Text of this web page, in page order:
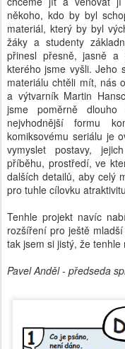
někoho, kdo by byl
materiál, který by byl
žáky a studenty
přinesl přesně, jasně a
kterého jsme vyšli. Jeho
materiálu chtěli mít, nás
a výtvarník Martin
jsme poměrně
nejvhodnější formu
komiksovému seriálu je
vymyslet postavy,
příběhu, prostředí, ve
dalších detailů, aby celý
pro tuhle cílovku
Tenhle projekt navíc
rozšíření pro ještě
tak jsem si jistý, že
Pavel Anděl - předseda